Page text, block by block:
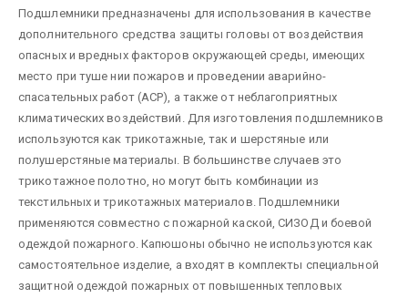
Подшлемники предназначены для использования в качестве
дополнительного средства защиты головы от воздействия
опасных и вредных факторов окружающей среды, имеющих
место при туше нии пожаров и проведении аварийно-
спасательных работ (АСР), а также от неблагоприятных
климатических воздействий. Для изготовления подшлемников
используются как трикотажные, так и шерстяные или
полушерстяные материалы. В большинстве случаев это
трикотажное полотно, но могут быть комбинации из
текстильных и трикотажных материалов. Подшлемники
применяются совместно с пожарной каской, СИЗОД и боевой
одеждой пожарного. Капюшоны обычно не используются как
самостоятельное изделие, а входят в комплекты специальной
защитной одеждой пожарных от повышенных тепловых